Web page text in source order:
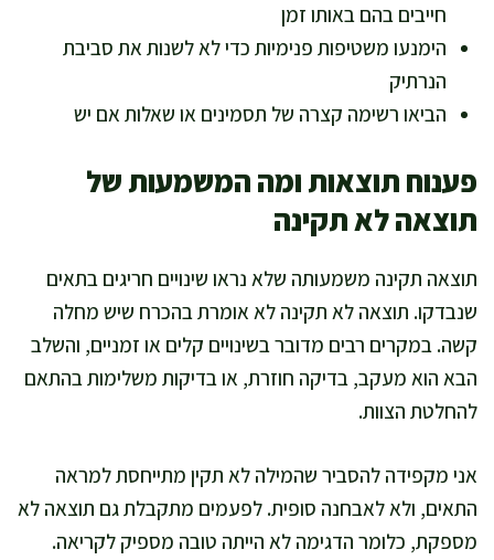
חייבים בהם באותו זמן
הימנעו משטיפות פנימיות כדי לא לשנות את סביבת
הנרתיק
הביאו רשימה קצרה של תסמינים או שאלות אם יש
פענוח תוצאות ומה המשמעות של
תוצאה לא תקינה
תוצאה תקינה משמעותה שלא נראו שינויים חריגים בתאים
שנבדקו. תוצאה לא תקינה לא אומרת בהכרח שיש מחלה
קשה. במקרים רבים מדובר בשינויים קלים או זמניים, והשלב
הבא הוא מעקב, בדיקה חוזרת, או בדיקות משלימות בהתאם
להחלטת הצוות.
אני מקפידה להסביר שהמילה לא תקין מתייחסת למראה
התאים, ולא לאבחנה סופית. לפעמים מתקבלת גם תוצאה לא
מספקת, כלומר הדגימה לא הייתה טובה מספיק לקריאה.